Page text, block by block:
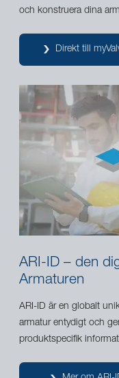
och konstruera dina
Direkt till
ARI-ID – den
Armaturen
ARI-ID är en globalt
armatur entydigt och
produktspecifik